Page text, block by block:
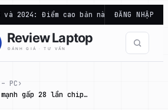
Điểm cao bản này chưa chắc mạnh…
ĐĂNG NHẬP
PC›
mạnh gấp 28 lần chip…